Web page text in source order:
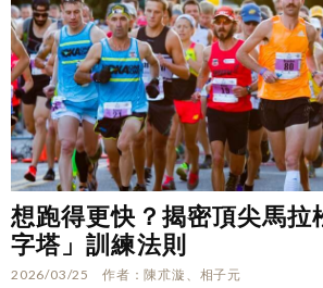
想跑得更快？揭密頂尖馬拉
字塔」訓練法則
2026/03/25 作者 陳朮漩、相子元